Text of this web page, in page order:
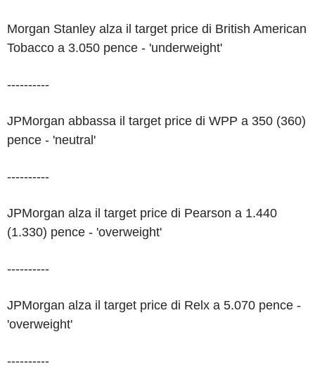
Morgan Stanley alza il target price di British American
Tobacco a 3.050 pence - 'underweight'
----------
JPMorgan abbassa il target price di WPP a 350 (360)
pence - 'neutral'
----------
JPMorgan alza il target price di Pearson a 1.440
(1.330) pence - 'overweight'
----------
JPMorgan alza il target price di Relx a 5.070 pence -
'overweight'
----------